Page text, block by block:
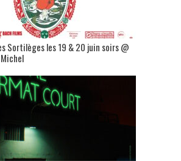
Sortilèges les 19 & 20 juin soirs @